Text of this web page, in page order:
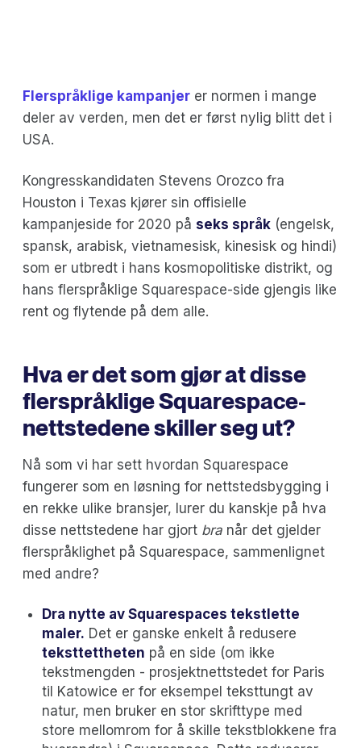
Flerspråklige kampanjer er normen i mange
deler av verden, men det er først nylig blitt det i
USA.
Kongresskandidaten Stevens Orozco fra
Houston i Texas kjører sin offisielle
kampanjeside for 2020 på seks språk (engelsk,
spansk, arabisk, vietnamesisk, kinesisk og hindi)
som er utbredt i hans kosmopolitiske distrikt, og
hans flerspråklige Squarespace-side gjengis like
rent og flytende på dem alle.
Hva er det som gjør at disse
flerspråklige Squarespace-
nettstedene skiller seg ut?
Nå som vi har sett hvordan Squarespace
fungerer som en løsning for nettstedsbygging i
en rekke ulike bransjer, lurer du kanskje på hva
disse nettstedene har gjort bra når det gjelder
flerspråklighet på Squarespace, sammenlignet
med andre?
Dra nytte av Squarespaces tekstlette
maler. Det er ganske enkelt å redusere
teksttettheten på en side (om ikke
tekstmengden - prosjektnettstedet for Paris
til Katowice er for eksempel teksttungt av
natur, men bruker en stor skrifttype med
store mellomrom for å skille tekstblokkene fra